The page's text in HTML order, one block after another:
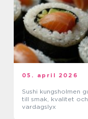
05. april 2026
Sushi kungsholmen guide
till smak, kvalitet och
vardagslyx